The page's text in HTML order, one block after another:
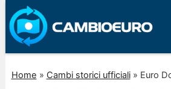
Home » Cambi storici ufficiali» Euro